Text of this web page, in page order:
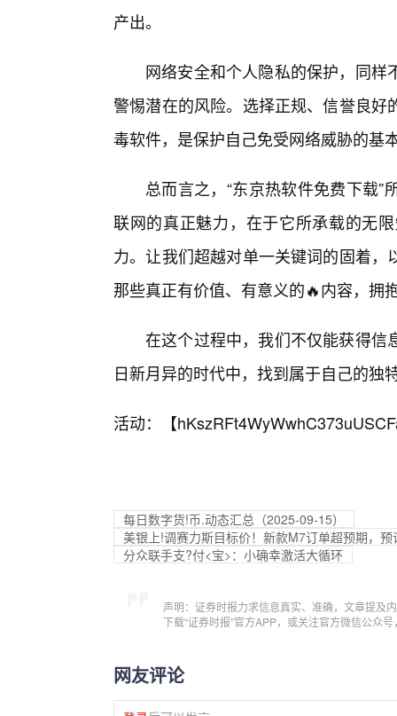
产出。
网络安全和个人隐私的保护，同
警惕潜在的风险。选择正规、信誉良
毒软件，是保护自己免受网络威胁的基
总而言之，“东京热软件免费下载
联网的真正魅力，在于它所承载的无
力。让我们超越对单一关键词的固着
那些真正有价值、有意义的🔥内容，拥
在这个过程中，我们不仅能获得信
日新月异的时代中，找到属于自己的独
活动：【
每日数字货!币.动态汇总（2025-09-15）
美银上!调赛力斯目标价！新款M7订单超预期，
分众联手支?付<宝>：小确幸激活大循环
声明：证券时报力求信息真实、准确，文章提及
下载“证券时报”官方APP，或关注官方微信公众
网友评论